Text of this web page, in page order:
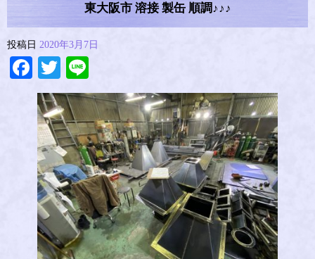
東大阪市 溶接 製缶 順調♪♪♪
投稿日 2020年3月7日
Facebook
Twitter